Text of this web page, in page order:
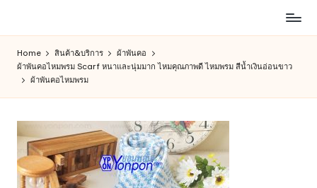
content
สินค้า
ออนไลน์
รัก
การ
ช็อป
Home สินค้า&บริการ
ผ้าพันคอ
ผ้าพันคอไหมพรม Scarf หนาและนุ่มมาก ไหมคุณภาพดี ไหมพรม สีน้ำเงินอ่อนขาว
ผ้าพันคอไหมพรม